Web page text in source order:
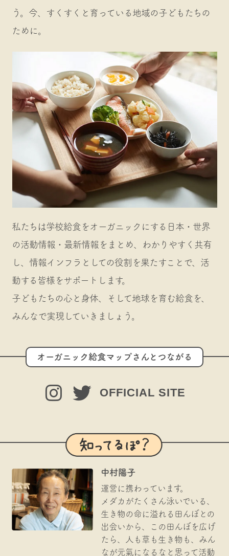
う。今、すくすくと育っている地域の子どもたちの
ために。
私たちは学校給食をオーガニックにする日本・世界
の活動情報・最新情報をまとめ、わかりやすく共有
し、情報インフラとしての役割を果たすことで、活
動する皆様をサポートします。
子どもたちの心と身体、そして地球を育む給食を、
みんなで実現していきましょう。
オーガニック給食マップさんとつながる
OFFICIAL SITE
中村陽子
運営に携わっています。
メダカがたくさん泳いでいる、
生き物の命に溢れる田んぼとの
出会いから、この田んぼを広げ
たら、人も草も生き物も、みん
なが元氣になるなと思って活動